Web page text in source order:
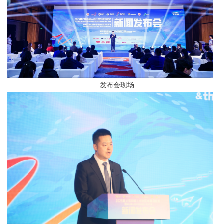
发布会现场